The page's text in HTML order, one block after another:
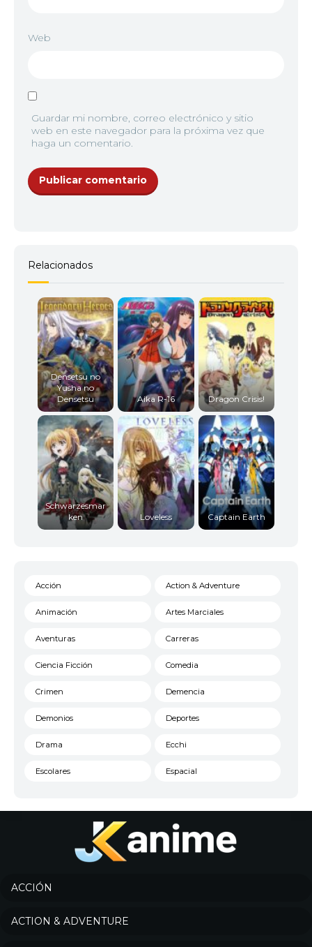
Web
Guardar mi nombre, correo electrónico y sitio
web en este navegador para la próxima vez que
haga un comentario.
Relacionados
Densetsu no
Yusha no
Densetsu
Aika R-16 Dragon Crisis!
Schwarzesmar
ken
Loveless Captain Earth
Acción Action & Adventure
Animación Artes Marciales
Aventuras Carreras
Ciencia Ficción Comedia
Crimen Demencia
Demonios Deportes
Drama Ecchi
Escolares Espacial
Historico
Josei
ACCIÓN
ACTION & ADVENTURE